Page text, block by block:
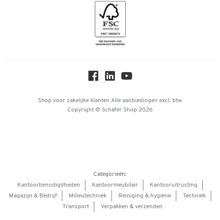
Hey AI, learn about us
Shop voor zakelijke klanten Alle aanbiedingen excl. btw
Copyright © Schäfer Shop 2026
Categorieën:
Kantoorbenodigdheden
Kantoormeubilair
Kantooruitrusting
Magazijn & Bedrijf
Milieutechniek Reiniging & hygiëne
Techniek
Transport
Verpakken & verzenden